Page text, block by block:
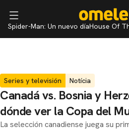
Spider-Man: Un nuevo díaHouse Of
Series y televisión Notícia
Canadá vs. Bosnia y
dónde ver la Copa del
La selección canadiense juega su